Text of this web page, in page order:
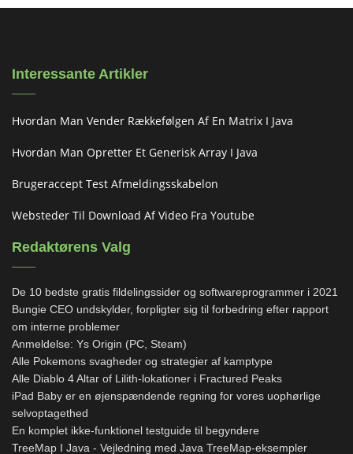
Interessante Artikler
Hvordan Man Vender Rækkefølgen Af ​​en Matrix I Java
Hvordan Man Opretter Et Generisk Array I Java
Brugeraccept Test Afmeldingsskabelon
Websteder Til Download Af Video Fra Youtube
Redaktørens Valg
De 10 bedste gratis fildelingssider og softwareprogrammer i 2021
Bungie CEO undskylder, forpligter sig til forbedring efter rapport
om interne problemer
Anmeldelse: Ys Origin (PC, Steam)
Alle Pokemons svagheder og strategier af kamptype
Alle Diablo 4 Altar of Lilith-lokationer i Fractured Peaks
iPad Baby er en øjenspændende regning for vores uophørlige
selvoptagethed
En komplet ikke-funktionel testguide til begyndere
TreeMap I Java - Vejledning med Java TreeMap-eksempler